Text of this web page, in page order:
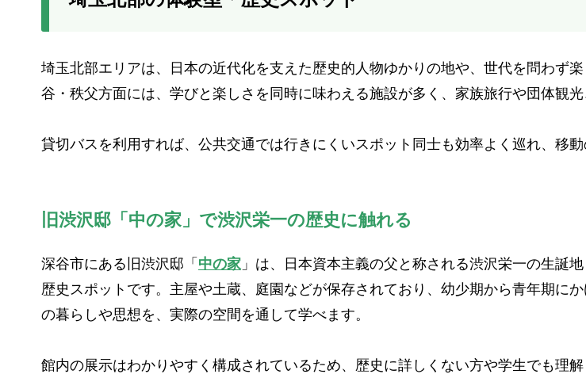
埼玉北部エリアは、日本の近代化を支えた歴史的人物ゆかりの地や、世代を問わず
谷・秩父方面には、学びと楽しさを同時に味わえる施設が多く、家族旅行や団体観光
貸切バスを利用すれば、公共交通では行きにくいスポット同士も効率よく巡れ、移
旧渋沢邸「中の家」で渋沢栄一の歴史に触れる
深谷市にある旧渋沢邸「 中の家 」は、日本資本主義の父と称される渋沢栄一の生誕
歴史スポットです。主屋や土蔵、庭園などが保存されており、幼少期から青年期に
の暮らしや思想を、実際の空間を通して学べます。
館内の展示はわかりやすく構成されているため、歴史に詳しくない方や学生でも理